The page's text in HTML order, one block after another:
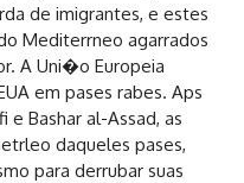
de imigrantes, e estes
Mediterrneo agarrados
A Uni�o Europeia
em pases rabes. Aps
e Bashar al-Assad, as
daqueles pases,
para derrubar suas